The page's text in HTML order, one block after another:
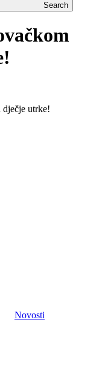
Search
utrke!
Novosti